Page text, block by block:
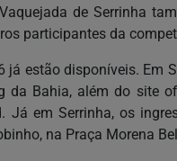
de Serrinha
participantes da
já estão disponíveis. Em
da Bahia, além do site
Já em Serrinha, os
na Praça Morena